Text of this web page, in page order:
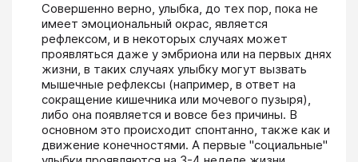
Совершенно верно, улыбка, до тех пор, пока не
имеет эмоциональный окрас, является
рефлексом, и в некоторых случаях может
проявляться даже у эмбриона или на первых днях
жизни, в таких случаях улыбку могут вызвать
мышечные рефлексы (например, в ответ на
сокращение кишечника или мочевого пузыря),
либо она появляется и вовсе без причины. В
основном это происходит спонтанно, также как и
движение конечностями. А первые "социальные"